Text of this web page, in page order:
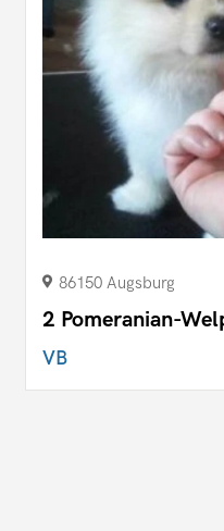
86150 Augsburg
2 Pomeranian-
VB